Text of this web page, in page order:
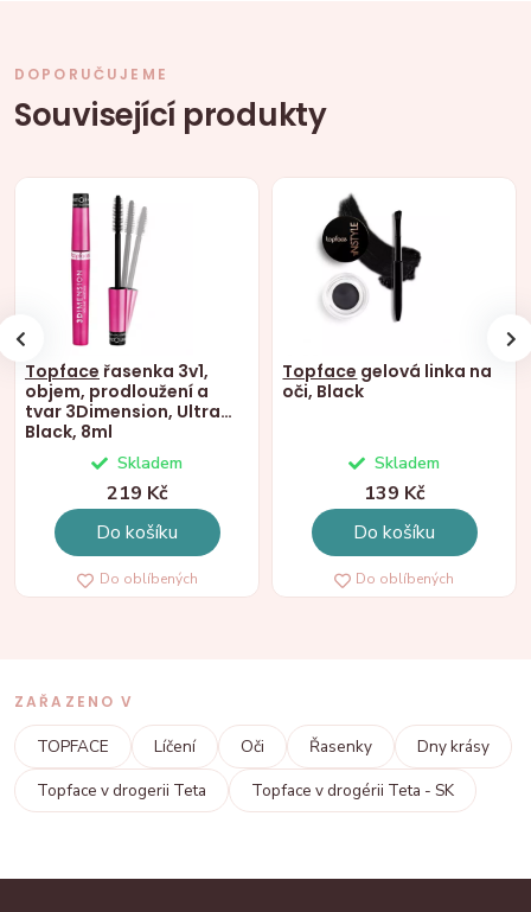
DOPORUČUJEME
Související produkty
Topface řasenka 3v1,
objem, prodloužení a
tvar 3Dimension, Ultra
Black, 8ml
Skladem
219 Kč
Do košíku
Do oblíbených
Topface gelová linka na
oči, Black
Skladem
139 Kč
Do košíku
Do oblíbených
ZAŘAZENO V
TOPFACE Líčení Oči Řasenky
Dny krásy
Topface v drogerii Teta
Topface v drogérii Teta - SK